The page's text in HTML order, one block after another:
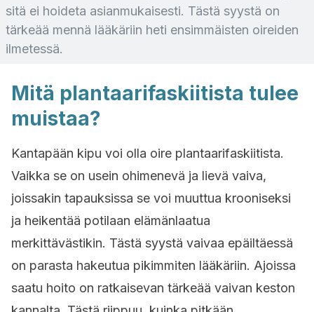
sitä ei hoideta asianmukaisesti. Tästä syystä on
tärkeää mennä lääkäriin heti ensimmäisten oireiden
ilmetessä.
Mitä plantaarifaskiitista tulee
muistaa?
Kantapään kipu voi olla oire plantaarifaskiitista.
Vaikka se on usein ohimenevä ja lievä vaiva,
joissakin tapauksissa se voi muuttua krooniseksi
ja heikentää potilaan elämänlaatua
merkittävästikin. Tästä syystä vaivaa epäiltäessä
on parasta hakeutua pikimmiten lääkäriin. Ajoissa
saatu hoito on ratkaisevan tärkeää vaivan keston